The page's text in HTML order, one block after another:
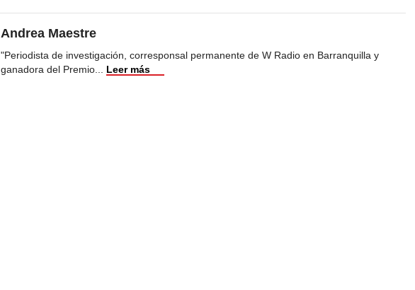
Andrea Maestre
"Periodista de investigación, corresponsal permanente de W Radio en Barranquilla y
ganadora del Premio
Leer más